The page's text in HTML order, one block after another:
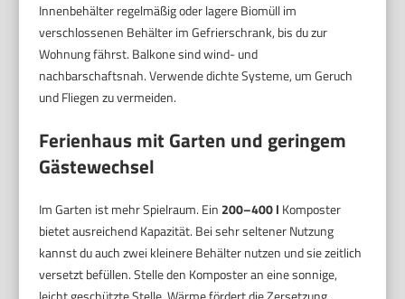
Innenbehälter regelmäßig oder lagere Biomüll im
verschlossenen Behälter im Gefrierschrank, bis du zur
Wohnung fährst. Balkone sind wind- und
nachbarschaftsnah. Verwende dichte Systeme, um Geruch
und Fliegen zu vermeiden.
Ferienhaus mit Garten und geringem
Gästewechsel
Im Garten ist mehr Spielraum. Ein 200–400 l Komposter
bietet ausreichend Kapazität. Bei sehr seltener Nutzung
kannst du auch zwei kleinere Behälter nutzen und sie zeitlich
versetzt befüllen. Stelle den Komposter an eine sonnige,